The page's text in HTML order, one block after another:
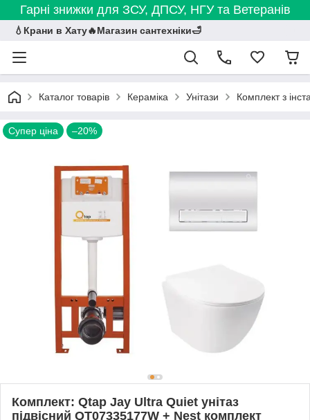
Гарні знижки для ЗСУ, ДПСУ, НГУ та Ветеранів
💧Крани в Хату🔥Магазин сантехніки🛁
Каталог товарів Кераміка Унітази Комплект з
Супер ціна –20%
Комплект: Qtap Jay Ultra Quiet унітаз
підвісний QT07335177W + Nest комплект